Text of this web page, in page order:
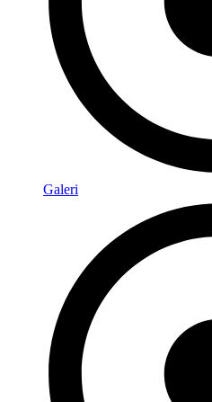
Galeri